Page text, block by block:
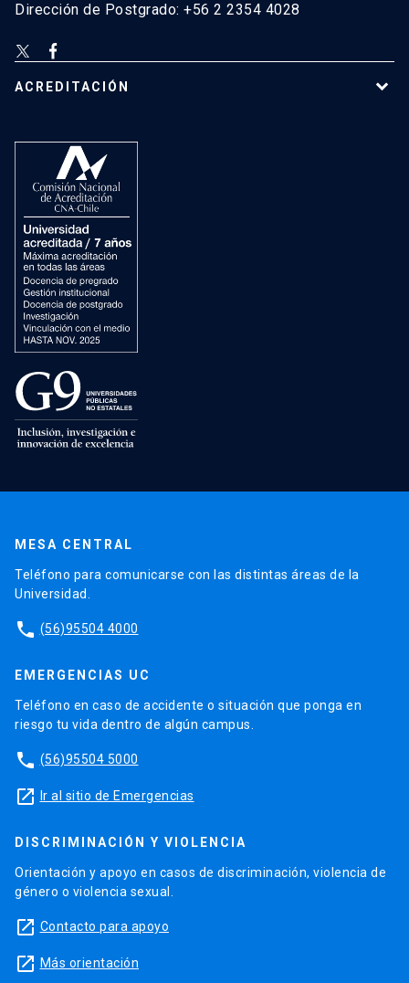
Dirección de Postgrado: +56 2 2354 4028
ACREDITACIÓN
MESA CENTRAL
Teléfono para comunicarse con las distintas áreas de la
Universidad.
phone (56)95504 4000
EMERGENCIAS UC
Teléfono en caso de accidente o situación que ponga en
riesgo tu vida dentro de algún campus.
phone (56)95504 5000
launch Ir al sitio de Emergencias
DISCRIMINACIÓN Y VIOLENCIA
Orientación y apoyo en casos de discriminación, violencia de
género o violencia sexual.
launch Contacto para apoyo
launch Más orientación